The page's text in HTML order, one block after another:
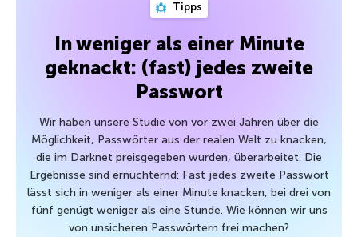
Tipps
In weniger als einer Minute
geknackt: (fast) jedes zweite
Passwort
Wir haben unsere Studie von vor zwei Jahren über die
Möglichkeit, Passwörter aus der realen Welt zu knacken,
die im Darknet preisgegeben wurden, überarbeitet. Die
Ergebnisse sind ernüchternd: Fast jedes zweite Passwort
lässt sich in weniger als einer Minute knacken, bei drei von
fünf genügt weniger als eine Stunde. Wie können wir uns
von unsicheren Passwörtern frei machen?